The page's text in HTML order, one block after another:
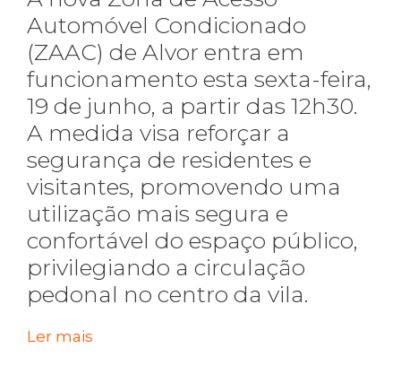
Automóvel Condicionado
(ZAAC) de Alvor entra em
funcionamento esta sexta-feira,
19 de junho, a partir das 12h30.
A medida visa reforçar a
segurança de residentes e
visitantes, promovendo uma
utilização mais segura e
confortável do espaço público,
privilegiando a circulação
pedonal no centro da vila.
Ler mais